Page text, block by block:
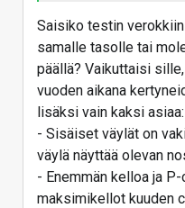
Saisiko testin
samalle tasolle tai
päällä? Vaikuttaisi
vuoden aikana
lisäksi vain kaksi asiaa:
- Sisäiset väylät on
väylä näyttää olevan
- Enemmän kelloa ja
maksimikellot kuuden